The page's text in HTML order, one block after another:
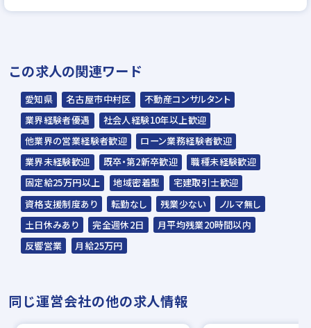
↓
↓
内定
☆入社時期は相談に応じます。現在、在職中
の方も積極的にご応募ください。
☆応募の秘密は厳守いたします。
この求人の関連ワード
愛知県 名古屋市中村区
不動産コンサルタント
業界経験者優遇
社会人経験10年以上歓迎
他業界の営業経験者歓迎
ローン業務経験者歓迎
業界未経験歓迎
既卒・第2新卒歓迎
職種未経験歓迎
固定給25万円以上
地域密着型
宅建取引士歓迎
資格支援制度あり
転勤なし 残業少ない
ノルマ無し
土日休みあり
完全週休2日
月平均残業20時間以内
反響営業
月給25万円
同じ運営会社の他の求人情報